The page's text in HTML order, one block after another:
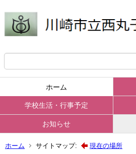
ホーム
学校生活・行事予定
お知らせ
ホーム サイトマップ: 現在の場所